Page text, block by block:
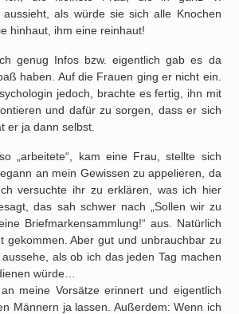
als würde sie sich alle Knochen
hinhaut, ihm eine reinhaut!
genug Infos bzw. eigentlich gab es da
haben. Auf die Frauen ging er nicht ein.
jedoch, brachte es fertig, ihn mit
und dafür zu sorgen, dass er sich
er ja dann selbst.
„arbeitete“, kam eine Frau, stellte sich
an mein Gewissen zu appelieren, da
versuchte ihr zu erklären, was ich hier
das sah schwer nach „Sollen wir zu
Briefmarkensammlung!“ aus. Natürlich
gekommen. Aber gut und unbrauchbar zu
als ob ich das jeden Tag machen
würde…
meine Vorsätze erinnert und eigentlich
Männern ja lassen. Außerdem: Wenn ich